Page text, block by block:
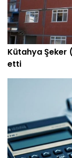
Kütahya Şeker
etti